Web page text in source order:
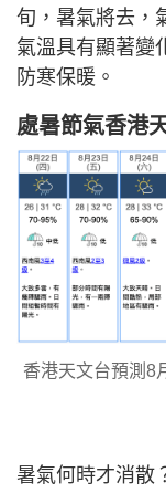
旬，暑氣將去，
氣溫具有顯著變
防寒保暖。
處暑節氣香港
香港天文台預測8
暑氣何時才消散